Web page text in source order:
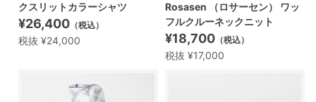
クスリットカラーシャツ
¥26,400 （税込）
税抜 ¥24,000
Rosasen （ロサーセン） ワッ
フルクルーネックニット
¥18,700 （税込）
税抜 ¥17,000